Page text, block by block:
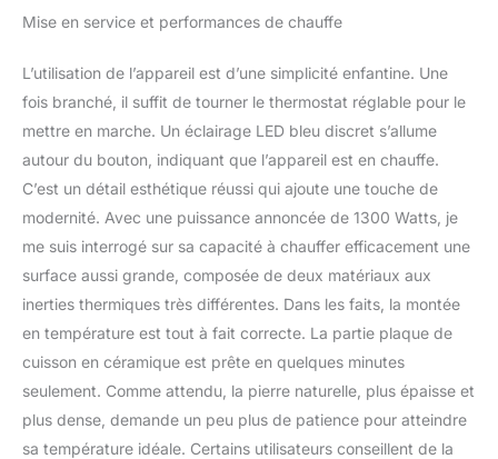
d’utilisation et leur durée
Mise en service et performances de chauffe
L’utilisation de l’appareil est d’une simplicité enfantine. Une
fois branché, il suffit de tourner le thermostat réglable pour le
mettre en marche. Un éclairage LED bleu discret s’allume
autour du bouton, indiquant que l’appareil est en chauffe.
C’est un détail esthétique réussi qui ajoute une touche de
modernité. Avec une puissance annoncée de 1300 Watts, je
me suis interrogé sur sa capacité à chauffer efficacement une
surface aussi grande, composée de deux matériaux aux
inerties thermiques très différentes. Dans les faits, la montée
en température est tout à fait correcte. La partie plaque de
cuisson en céramique est prête en quelques minutes
seulement. Comme attendu, la pierre naturelle, plus épaisse et
plus dense, demande un peu plus de patience pour atteindre
sa température idéale. Certains utilisateurs conseillent de la